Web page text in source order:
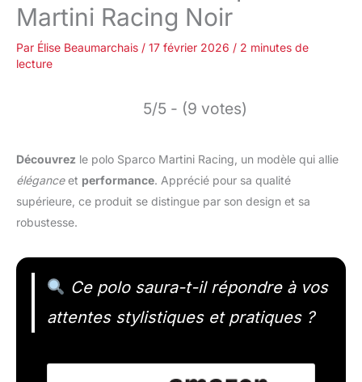
Martini Racing Noir
Par Élise Beaumarchais / 17 février 2026 / 2 minutes de
lecture
5/5 - (9 votes)
Découvrez le polo Sparco Martini Racing, un modèle qui allie
éléganceet performance. Apprécié pour sa qualité
supérieure, ce produit se distingue par son design et sa
robustesse.
Ce polo saura-t-il répondre à vos
attentes stylistiques et pratiques ?